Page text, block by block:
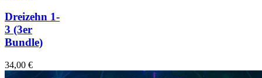
Dreizehn 1-
3 (3er
Bundle)
34,00 €